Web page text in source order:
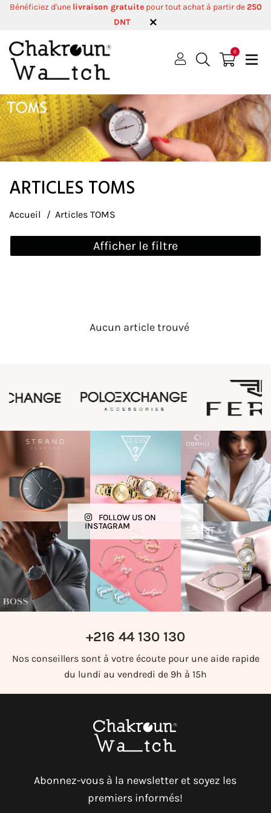
Bénéficiez d'une livraison gratuitepour tout achat à partir de250
DNT
0
ARTICLES TOMS
Accueil Articles TOMS
Afficher le filtre
Aucun article trouvé
FOLLOW US ON
INSTAGRAM
+216 44 130 130
Nos conseillers sont à votre écoute pour une aide rapide
du lundi au vendredi de 9h à 15h
Abonnez-vous à la newsletter et soyez les
premiers informés!